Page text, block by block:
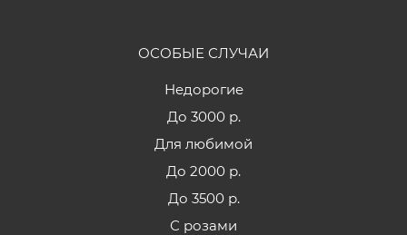
ОСОБЫЕ СЛУЧАИ
Недорогие
До 3000 р.
Для любимой
До 2000 р.
До 3500 р.
С розами